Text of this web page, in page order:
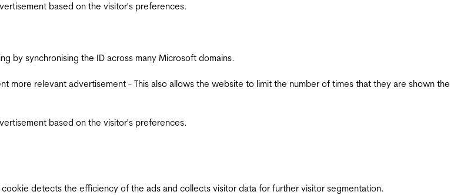
based on the visitor's preferences.
by synchronising the ID across many Microsoft domains.
more relevant advertisement - This also allows the website to limit the number of times that they are shown the
based on the visitor's preferences.
detects the efficiency of the ads and collects visitor data for further visitor segmentation.